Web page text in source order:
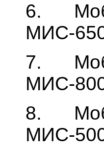
6.
МИС-
7.
МИС-
8.
МИС-